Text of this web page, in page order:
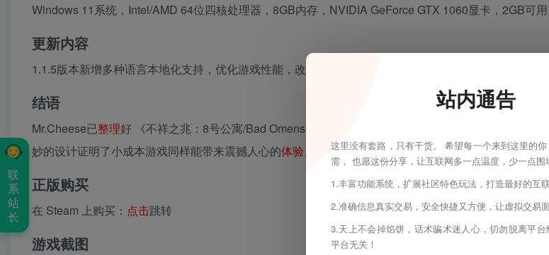
Windows 11系统，Intel/AMD 64位四核处理器，8GB内存，NVIDIA GeForce GTX 1060显卡，2GB可
更新内容
1.1.5版本新增多种语言本地化支持，优化游戏性能，改进左撇子操作控制1.1.3版本增加新语言支持，
结语
Mr.Cheese已整理好 《不祥之兆：8号公寓/Bad Omens: 8th Apartment》绿色免安装版下载。这款售价仅
妙的设计证明了小成本游戏同样能带来震撼人心的体验。建议搭配耳机在深夜独自游玩，让游戏营造的
正版购买
在 Steam 上购买： 点击跳转
游戏截图
联
系
站
长
站内通告
这里没有套路，只有干货。 希望每一个来到这里的
需， 也愿这份分享，让互联网多一点温度，少一点围
1.丰富功能系统，扩展社区特色玩法，打造最好的互联
2.准确信息真实交易，安全快捷又方便，让虚拟交易面
3.天上不会掉馅饼，话术骗术迷人心，切勿脱离平
平台无关！